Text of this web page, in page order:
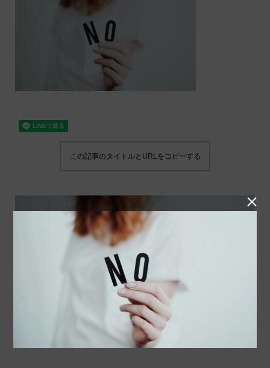
この記事のタイトルとURLをコピーする
